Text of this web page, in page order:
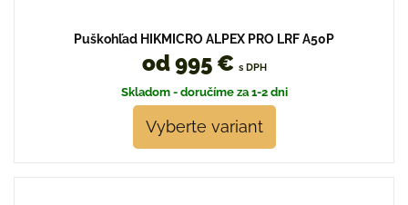
Puškohľad HIKMICRO ALPEX PRO LRF A50P
od 995 € s DPH
Skladom - doručíme za 1-2 dni
Vyberte variant